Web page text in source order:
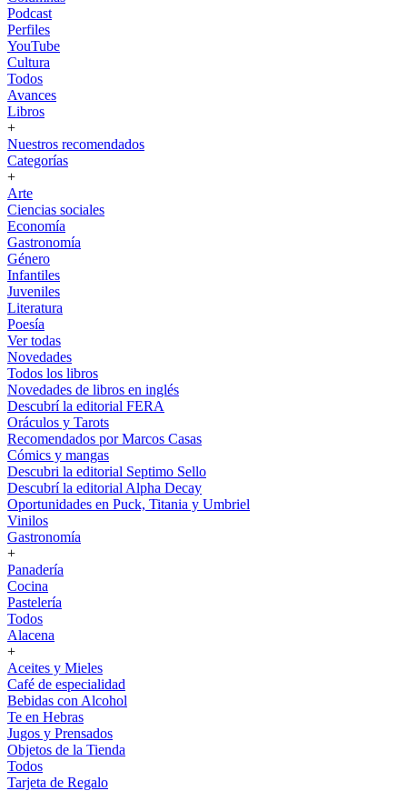
Podcast
Perfiles
YouTube
Cultura
Todos
Avances
Libros
+
Nuestros recomendados
Categorías
+
Arte
Ciencias sociales
Economía
Gastronomía
Género
Infantiles
Juveniles
Literatura
Poesía
Ver todas
Novedades
Todos los libros
Novedades de libros en inglés
Descubrí la editorial FERA
Oráculos y Tarots
Recomendados por Marcos Casas
Cómics y mangas
Descubri la editorial Septimo Sello
Descubrí la editorial Alpha Decay
Oportunidades en Puck, Titania y Umbriel
Vinilos
Gastronomía
+
Panadería
Cocina
Pastelería
Todos
Alacena
+
Aceites y Mieles
Café de especialidad
Bebidas con Alcohol
Te en Hebras
Jugos y Prensados
Objetos de la Tienda
Todos
Tarjeta de Regalo